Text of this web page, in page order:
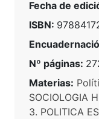
Fecha de
ISBN:
Nº páginas:
Materias:
SOCIOLOGIA
3. POLITICA